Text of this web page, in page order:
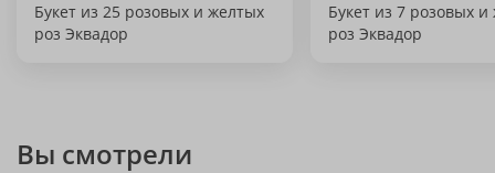
Букет из 25 розовых и желтых
роз Эквадор
Букет из 7 розовых
роз Эквадор
Вы смотрели